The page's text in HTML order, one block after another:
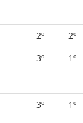
2º
2º
3º 1º
3º 1º